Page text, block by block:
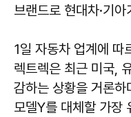
브랜드로 현대차·기
1일 자동차 업계에 따
렉트렉은 최근 미국,
감하는 상황을 거론
모델Y를 대체할 가장